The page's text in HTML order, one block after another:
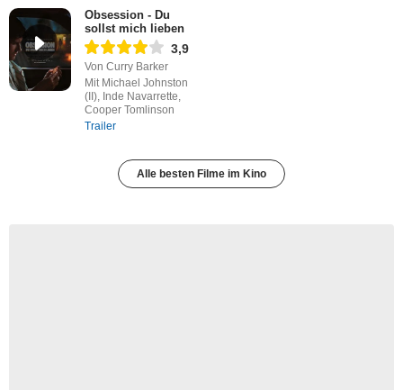
Obsession - Du
sollst mich lieben
3,9
Von Curry Barker
Mit Michael Johnston
(II), Inde Navarrette,
Cooper Tomlinson
Trailer
Alle besten Filme im Kino